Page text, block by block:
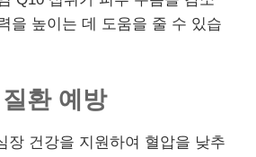
을 높이는 데 도움을 줄 수 있습
환 예방
장 건강을 지원하여 혈압을 낮추